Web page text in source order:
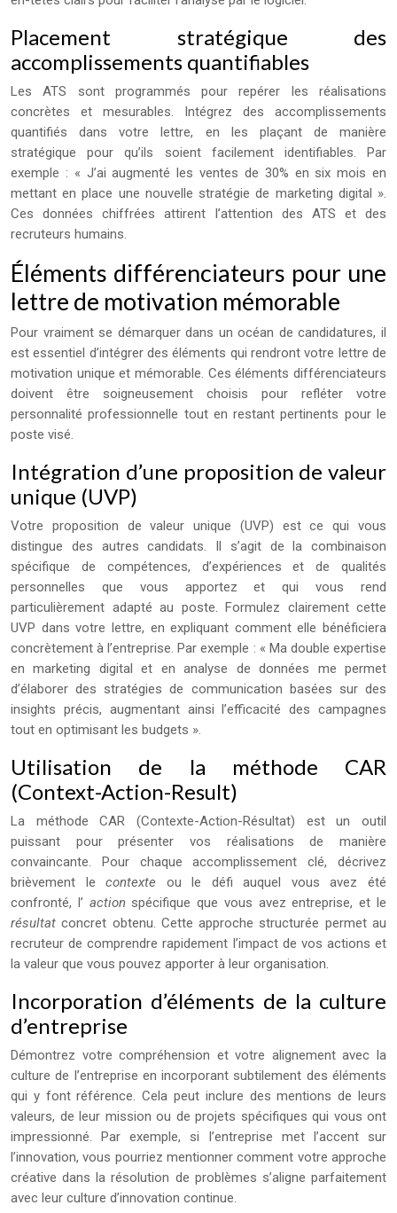
Placement stratégique des
accomplissements quantifiables
Les ATS sont programmés pour repérer les réalisations
concrètes et mesurables. Intégrez des accomplissements
quantifiés dans votre lettre, en les plaçant de manière
stratégique pour qu’ils soient facilement identifiables. Par
exemple : « J’ai augmenté les ventes de 30% en six mois en
mettant en place une nouvelle stratégie de marketing digital ».
Ces données chiffrées attirent l’attention des ATS et des
recruteurs humains.
Éléments différenciateurs pour une
lettre de motivation mémorable
Pour vraiment se démarquer dans un océan de candidatures, il
est essentiel d’intégrer des éléments qui rendront votre lettre de
motivation unique et mémorable. Ces éléments différenciateurs
doivent être soigneusement choisis pour refléter votre
personnalité professionnelle tout en restant pertinents pour le
poste visé.
Intégration d’une proposition de valeur
unique (UVP)
Votre proposition de valeur unique (UVP) est ce qui vous
distingue des autres candidats. Il s’agit de la combinaison
spécifique de compétences, d’expériences et de qualités
personnelles que vous apportez et qui vous rend
particulièrement adapté au poste. Formulez clairement cette
UVP dans votre lettre, en expliquant comment elle bénéficiera
concrètement à l’entreprise. Par exemple : « Ma double expertise
en marketing digital et en analyse de données me permet
d’élaborer des stratégies de communication basées sur des
insights précis, augmentant ainsi l’efficacité des campagnes
tout en optimisant les budgets ».
Utilisation de la méthode CAR
(Context-Action-Result)
La méthode CAR (Contexte-Action-Résultat) est un outil
puissant pour présenter vos réalisations de manière
convaincante. Pour chaque accomplissement clé, décrivez
brièvement lecontexte ou le défi auquel vous avez été
confronté, l’ action spécifique que vous avez entreprise, et le
résultatconcret obtenu. Cette approche structurée permet au
recruteur de comprendre rapidement l’impact de vos actions et
la valeur que vous pouvez apporter à leur organisation.
Incorporation d’éléments de la culture
d’entreprise
Démontrez votre compréhension et votre alignement avec la
culture de l’entreprise en incorporant subtilement des éléments
qui y font référence. Cela peut inclure des mentions de leurs
valeurs, de leur mission ou de projets spécifiques qui vous ont
impressionné. Par exemple, si l’entreprise met l’accent sur
l’innovation, vous pourriez mentionner comment votre approche
créative dans la résolution de problèmes s’aligne parfaitement
avec leur culture d’innovation continue.